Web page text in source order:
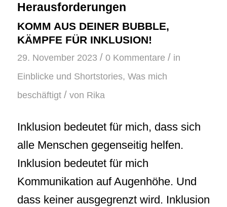
Herausforderungen
KOMM AUS DEINER BUBBLE,
KÄMPFE FÜR INKLUSION!
29. November 2023 / 0 Kommentare / in
Einblicke und Shortstories, Was mich
beschäftigt / von Rika
Inklusion bedeutet für mich, dass sich
alle Menschen gegenseitig helfen.
Inklusion bedeutet für mich
Kommunikation auf Augenhöhe. Und
dass keiner ausgegrenzt wird. Inklusion